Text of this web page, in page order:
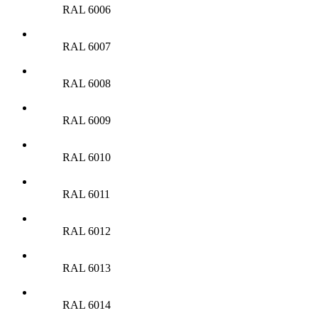
RAL 6006
RAL 6007
RAL 6008
RAL 6009
RAL 6010
RAL 6011
RAL 6012
RAL 6013
RAL 6014